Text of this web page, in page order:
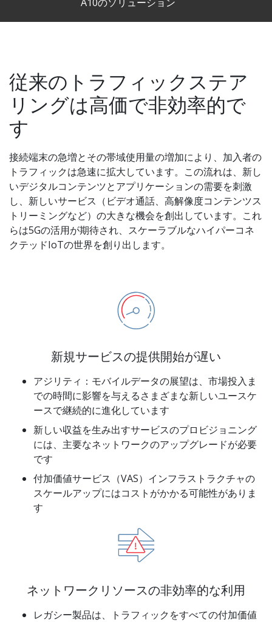
従来のトラフィックステア
リングは高価で非効率的で
す
接続端末の急増とその帯域使用量の増加により、加入者の
トラフィックは急速に拡大しています。この流れは、新し
いデジタルコンテンツとアプリケーションの需要を刺激
し、新しいサービス（ビデオ通話、高解像度コンテンツス
トリーミングなど）の大きな機会を創出しています。これ
らは5Gの活用が期待され、スケーラブルなハイパーコネ
クテッドIoTの世界を創り出します。
新規サービスの提供開始が遅い
アジリティ：モバイルデータの展望は、市場投入ま
での時間に影響を与えるさまざまな新しいユースケ
ースで継続的に進化しています
新しい収益を生み出すサービスのプロビジョニング
には、主要なネットワークのアップグレードが必要
です
付加価値サービス（VAS）インフラストラクチャの
スケールアップにはコストがかかる可能性がありま
す
ネットワークリソースの非効率的な利用
レガシー製品は、トラフィックをすべての付加価値